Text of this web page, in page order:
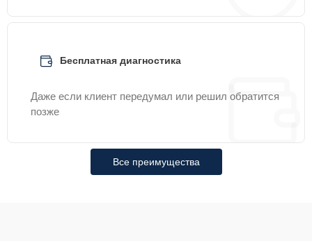
Бесплатная диагностика
Даже если клиент передумал или решил обратится
позже
Все преимущества